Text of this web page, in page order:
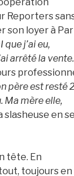
Reporters
son loyer à
que j’ai eu,
arrêté la vente.
père est resté
Ma mère elle,
slasheuse en se
tête. En
toujours en